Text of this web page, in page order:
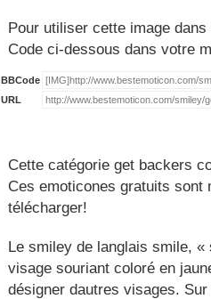
Pour utiliser cette image
Code ci-dessous dans votre
BBCode
URL
Cette catégorie get backers
Ces emoticones gratuits
télécharger!
Le smiley de langlais smile,
visage souriant coloré en
désigner dautres visages.